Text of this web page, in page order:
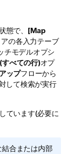
態で、 [Map
の各入力テーブ
チモデルオプシ
べての行)オプ
ップフローから
して検索が実行
ています(必要に
合または内部